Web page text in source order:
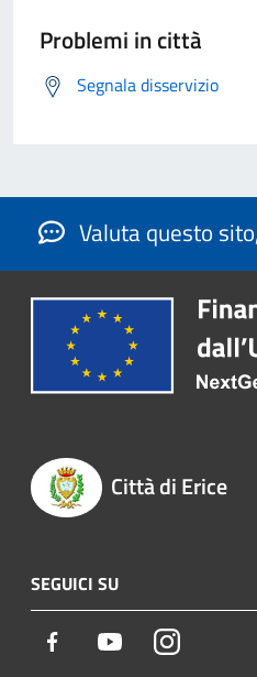
Problemi in città
Segnala disservizio
Valuta questo
Città di Erice
SEGUICI SU
Facebook YoutubeInstagram